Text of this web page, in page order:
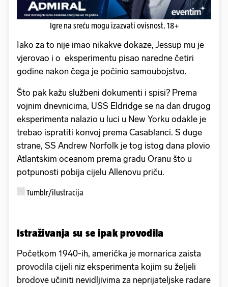
Igre na sreću mogu izazvati ovisnost. 18+
Iako za to nije imao nikakve dokaze, Jessup mu je
vjerovao i o eksperimentu pisao naredne četiri
godine nakon čega je počinio samoubojstvo.
Što pak kažu službeni dokumenti i spisi? Prema
vojnim dnevnicima, USS Eldridge se na dan drugog
eksperimenta nalazio u luci u New Yorku odakle je
trebao ispratiti konvoj prema Casablanci. S duge
strane, SS Andrew Norfolk je tog istog dana plovio
Atlantskim oceanom prema gradu Oranu što u
potpunosti pobija cijelu Allenovu priču.
Tumblr/ilustracija
Istraživanja su se ipak provodila
Početkom 1940-ih, američka je mornarica zaista
provodila cijeli niz eksperimenta kojim su željeli
brodove učiniti nevidljivima za neprijateljske radare